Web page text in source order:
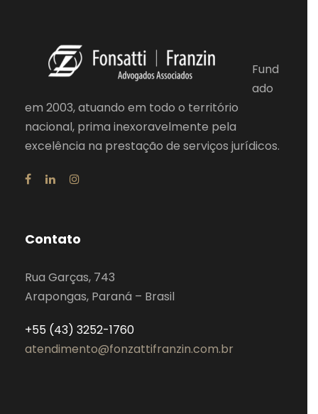
Fund
ado
em 2003, atuando em todo o território
nacional, prima inexoravelmente pela
excelência na prestação de serviços jurídicos.
Contato
Rua Garças, 743
Arapongas, Paraná – Brasil
+55 (43) 3252-1760
atendimento@fonzattifranzin.com.br